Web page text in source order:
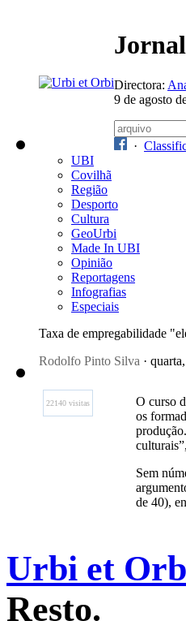
Directora:
9 de agosto
·
UBI
Covilhã
Região
Desporto
Cultura
GeoUrbi
Made In UBI
Opinião
Reportagens
Infografias
Especiais
Taxa de empregabilidade
Rodolfo Pinto Silva ·
22140 visitas
O curso
os
Sem
de 40),
Urbi et
Resto.